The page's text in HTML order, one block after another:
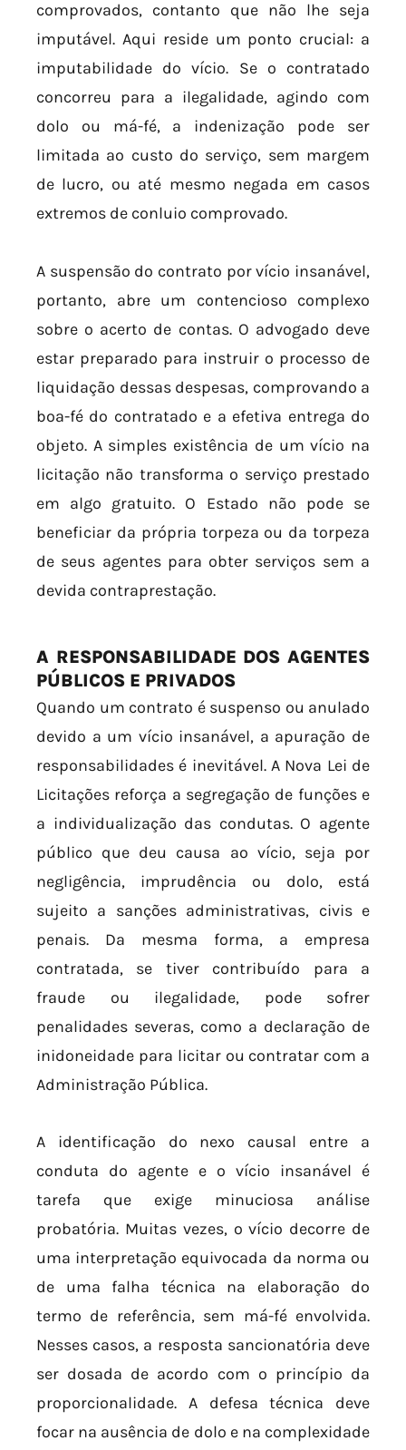
comprovados, contanto que não lhe seja
imputável. Aqui reside um ponto crucial: a
imputabilidade do vício. Se o contratado
concorreu para a ilegalidade, agindo com
dolo ou má-fé, a indenização pode ser
limitada ao custo do serviço, sem margem
de lucro, ou até mesmo negada em casos
extremos de conluio comprovado.
A suspensão do contrato por vício insanável,
portanto, abre um contencioso complexo
sobre o acerto de contas. O advogado deve
estar preparado para instruir o processo de
liquidação dessas despesas, comprovando a
boa-fé do contratado e a efetiva entrega do
objeto. A simples existência de um vício na
licitação não transforma o serviço prestado
em algo gratuito. O Estado não pode se
beneficiar da própria torpeza ou da torpeza
de seus agentes para obter serviços sem a
devida contraprestação.
A RESPONSABILIDADE DOS AGENTES
PÚBLICOS E PRIVADOS
Quando um contrato é suspenso ou anulado
devido a um vício insanável, a apuração de
responsabilidades é inevitável. A Nova Lei de
Licitações reforça a segregação de funções e
a individualização das condutas. O agente
público que deu causa ao vício, seja por
negligência, imprudência ou dolo, está
sujeito a sanções administrativas, civis e
penais. Da mesma forma, a empresa
contratada, se tiver contribuído para a
fraude ou ilegalidade, pode sofrer
penalidades severas, como a declaração de
inidoneidade para licitar ou contratar com a
Administração Pública.
A identificação do nexo causal entre a
conduta do agente e o vício insanável é
tarefa que exige minuciosa análise
probatória. Muitas vezes, o vício decorre de
uma interpretação equivocada da norma ou
de uma falha técnica na elaboração do
termo de referência, sem má-fé envolvida.
Nesses casos, a resposta sancionatória deve
ser dosada de acordo com o princípio da
proporcionalidade. A defesa técnica deve
focar na ausência de dolo e na complexidade